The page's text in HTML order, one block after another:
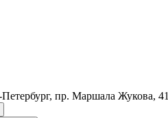
пр. Маршала Жукова, 41